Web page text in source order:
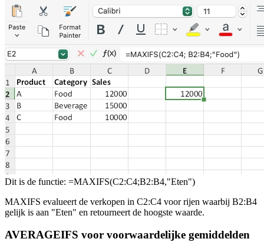
Dit is de functie: =MAXIFS(C2:C4;B2:B4,"Eten")
MAXIFS evalueert de verkopen in C2:C4 voor rijen waarbij B2:B4
gelijk is aan "Eten" en retourneert de hoogste waarde.
AVERAGEIFS voor voorwaardelijke gemiddelden